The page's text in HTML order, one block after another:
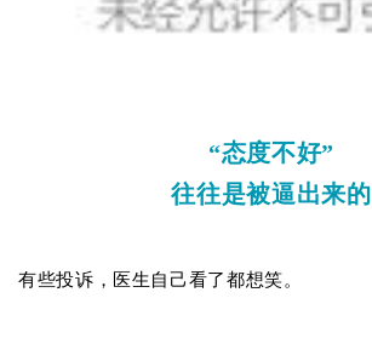
“态度不好”
往往是被逼出来的
有些投诉，医生自己看了都想笑。